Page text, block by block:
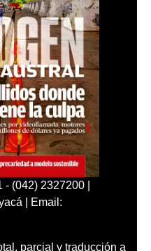
(042) 2327200 |
| Email:
parcial y traducción a